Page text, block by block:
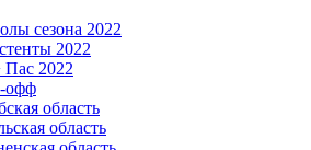
сезона 2022
2022
Пас 2022
офф
область
область